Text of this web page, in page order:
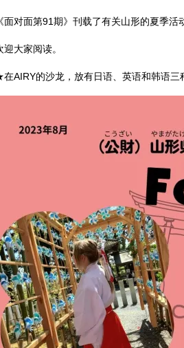
《面对面第91期》刊载了有关山形的夏季活
迎大家阅读。
AIRY的沙龙，放有日语、英语和韩语